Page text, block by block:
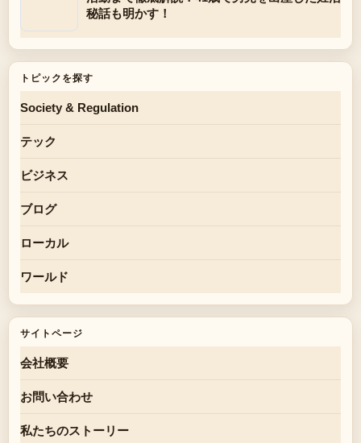
秘話も明かす！
トピックを探す
Society & Regulation
テック
ビジネス
ブログ
ローカル
ワールド
サイトページ
会社概要
お問い合わせ
私たちのストーリー